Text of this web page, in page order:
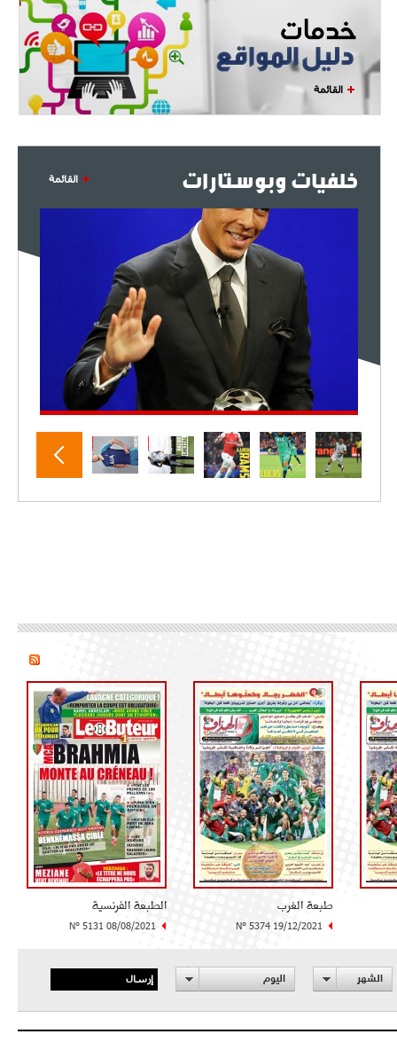
القائمة
خلفيات وبوستارات القائمة
طبعة الغرب
N° 5374 19/12/2021
الطبعة الفرنسية
N° 5131 08/08/2021
الشهر اليوم إرسال